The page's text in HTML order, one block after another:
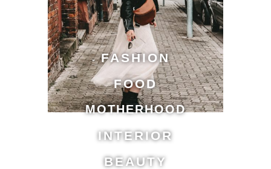
FASHION
FOOD
MOTHERHOOD
INTERIOR
BEAUTY